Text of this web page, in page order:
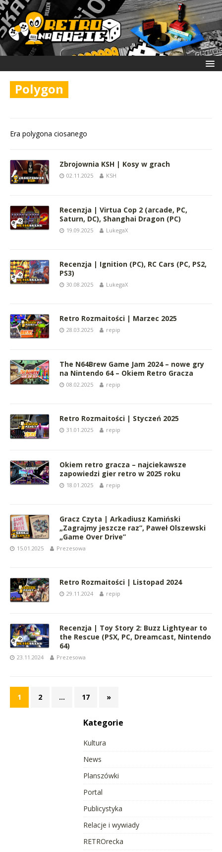
Polygon
Era polygona ciosanego
Zbrojownia KSH | Kosy w grach
02.11.2025 KSH
Recenzja | Virtua Cop 2 (arcade, PC,
Saturn, DC), Shanghai Dragon (PC)
19.09.2025 LukegaX
Recenzja | Ignition (PC), RC Cars (PC, PS2,
PS3)
30.08.2025 LukegaX
Retro Rozmaitości | Marzec 2025
28.03.2025 repip
The N64Brew Game Jam 2024 – nowe gry
na Nintendo 64 – Okiem Retro Gracza
08.02.2025 repip
Retro Rozmaitości | Styczeń 2025
31.01.2025 repip
Okiem retro gracza – najciekawsze
zapowiedzi gier retro w 2025 roku
18.01.2025 repip
Gracz Czyta | Arkadiusz Kamiński
„Zagrajmy jeszcze raz”, Paweł Olszewski
„Game Over Drive”
15.01.2025 Prezesowa
Retro Rozmaitości | Listopad 2024
29.11.2024 repip
Recenzja | Toy Story 2: Buzz Lightyear to
the Rescue (PSX, PC, Dreamcast, Nintendo
64)
23.11.2024 Prezesowa
1 2 … 17 »
Kategorie
Kultura
News
Planszówki
Portal
Publicystyka
Relacje i wywiady
RETROrecka